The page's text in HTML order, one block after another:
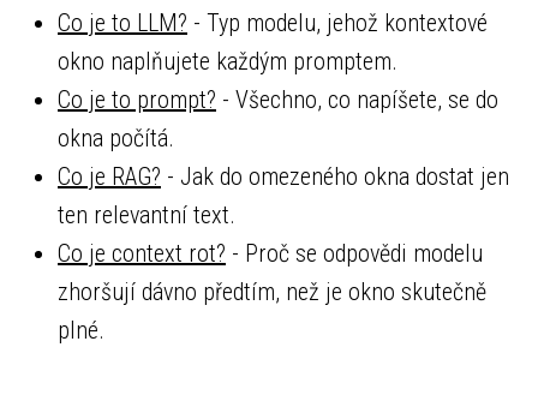
Co je to LLM? - Typ modelu, jehož kontextové
okno naplňujete každým promptem.
Co je to prompt? - Všechno, co napíšete, se do
okna počítá.
Co je RAG? - Jak do omezeného okna dostat jen
ten relevantní text.
Co je context rot? - Proč se odpovědi modelu
zhoršují dávno předtím, než je okno skutečně
plné.